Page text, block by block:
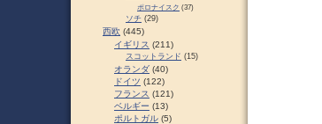
ポロナイスク (37)
ソチ (29)
西欧 (445)
イギリス (211)
スコットランド (15)
オランダ (40)
ドイツ (122)
フランス (121)
ベルギー (13)
ポルトガル (5)